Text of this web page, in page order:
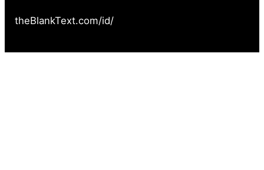
theBlankText.com/id/